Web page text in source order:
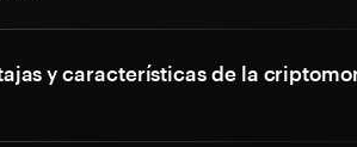
y características de la